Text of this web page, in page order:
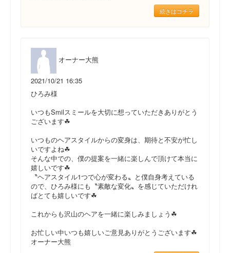
続きはコチラ
オーナー大熊
2021/10/21 16:35
ひろみ様
いつもSmilスミールを大切に想っていただきありがとう
ございます☘
いつものヘアスタイルからの変身は、期待と不安が忙し
いですよね☘
そんな中での、僕の提案を一緒に楽しんで頂けて本当に
嬉しいです☘
〝ヘアスタイル1つで心が変わる〟と僕自身考えている
ので、ひろみ様にも〝素敵な変化〟を感じていただけれ
ばとても嬉しいです☘
これからも沢山のヘアを一緒に楽しみましょう☘
お忙しい中いつも嬉しいご意見ありがとうございます☘
オーナー大熊